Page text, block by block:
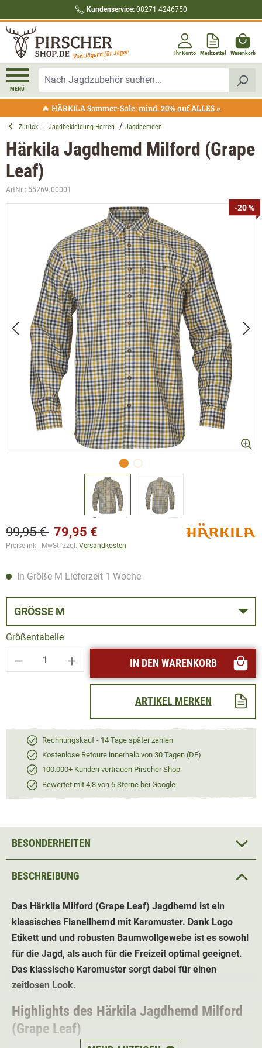
Kundenservice: 08271 4246750
Ihr Konto Merkzettel Warenkorb
MENÜ
🔥 HÄRKILA Sommer-Sale:mind. 20% auf ALLES »
Zurück Jagdbekleidung Herren Jagdhemden
Härkila Jagdhemd Milford (Grape
Leaf)
ArtNr.: 55269.00001
Bildergalerie überspringen -20 %
99,95 € 79,95 €
Preise inkl. MwSt. zzgl. Versandkosten
In Größe M Lieferzeit 1 Woche
GRÖSSE M
Größentabelle
Produkt Anzahl: Gib den gewünschten
IN DEN WARENKORB
ARTIKEL MERKEN
Rechnungskauf - 14 Tage später zahlen
Kostenlose Retoure innerhalb von 30 Tagen (DE)
100.000+ Kunden vertrauen Pirscher Shop
Bewertet mit 4,8 von 5 Sterne bei Google
BESCHREIBUNG
Das Härkila Milford (Grape Leaf) Jagdhemd ist ein
klassisches Flanellhemd mit Karomuster. Dank Logo
Etikett und und robusten Baumwollgewebe ist es sowohl
für die Jagd, als auch für die Freizeit optimal geeignet.
Das klassische Karomuster sorgt dabei für einen
zeitlosen Look.
Highlights des Härkila Jagdhemd Milford
(Grape Leaf)
BESONDERHEITEN